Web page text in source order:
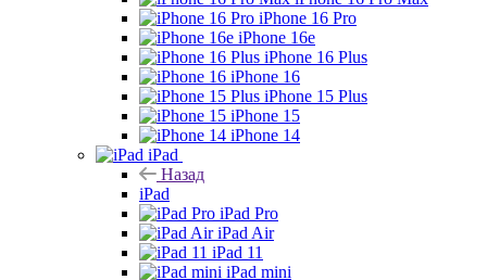
iPhone 16 Pro
iPhone 16e
iPhone 16 Plus
iPhone 16
iPhone 15 Plus
iPhone 15
iPhone 14
iPad
Назад
iPad
iPad Pro
iPad Air
iPad 11
iPad mini